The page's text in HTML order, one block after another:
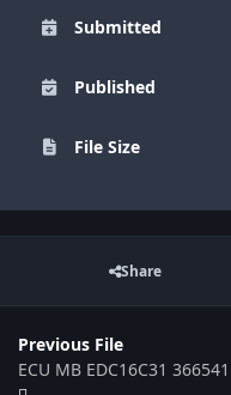
Submitted
Published
File Size
Share
Previous File
ECU MB EDC16C31 366541